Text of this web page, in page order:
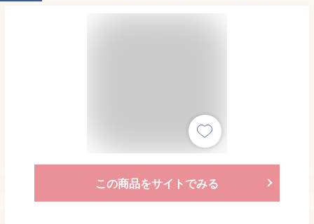
この商品をサイトでみる